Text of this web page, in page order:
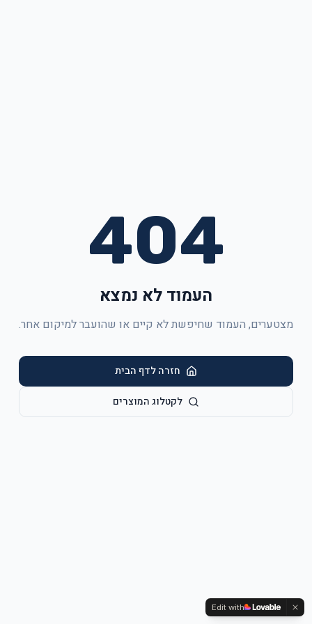
404
העמוד לא נמצא
מצטערים, העמוד שחיפשת לא קיים או שהועבר למיקום אחר.
חזרה לדף הבית
לקטלוג המוצרים
Edit with